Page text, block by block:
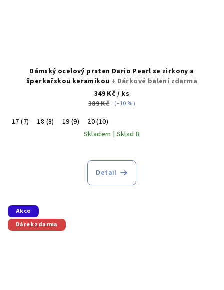
Dámský ocelový prsten Dario Pearl se zirkony a
šperkařskou keramikou + Dárkové balení zdarma
349 Kč / ks
389 Kč (–10 %)
17 (7) 18 (8) 19 (9)
20 (10)
Skladem | Sklad B
Detail
Akce
Dárek zdarma